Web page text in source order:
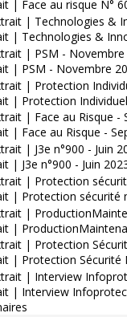
| Face au risque N°
| Technologies &
| PSM - Novembre
| Protection
| Face au Risque -
| J3e n°900 - Juin
| Protection sécurité
|
| Protection Sécurité
| Interview